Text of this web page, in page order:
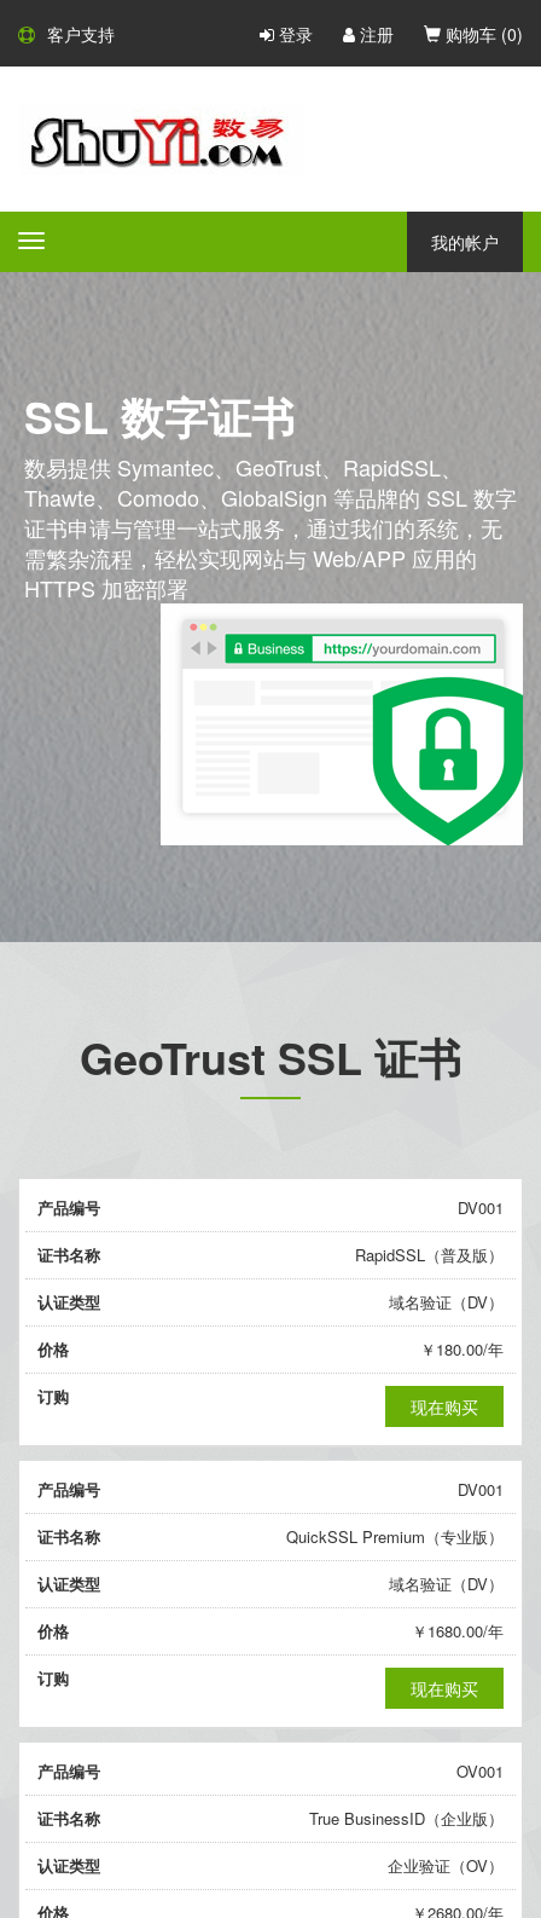
客户支持 登录 注册 购物车 (0)
Toggle
navigation
我的帐户
SSL 数字证书
数易提供 Symantec、GeoTrust、RapidSSL、
Thawte、Comodo、GlobalSign 等品牌的 SSL 数字
证书申请与管理一站式服务，通过我们的系统，无
需繁杂流程，轻松实现网站与 Web/APP 应用的
HTTPS 加密部署
GeoTrust SSL 证书
产品编号 DV001
证书名称 RapidSSL（普及版）
认证类型 域名验证（DV）
价格 ￥180.00/年
订购 现在购买
产品编号 DV001
证书名称 QuickSSL Premium（专业版）
认证类型 域名验证（DV）
价格 ￥1680.00/年
订购 现在购买
产品编号 OV001
证书名称 True BusinessID（企业版）
认证类型 企业验证（OV）
价格 ￥2680.00/年